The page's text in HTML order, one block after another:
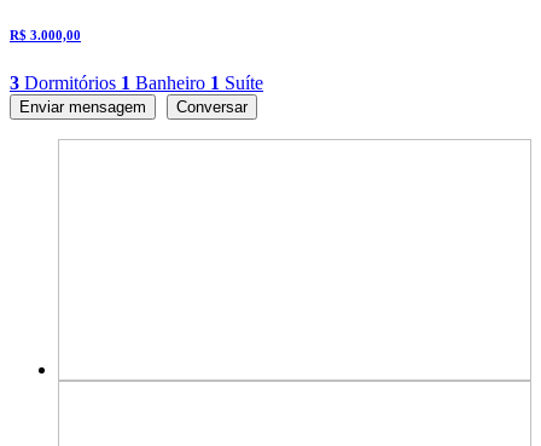
R$ 3.000,00
3 Dormitórios 1 Banheiro 1 Suíte
Enviar mensagem Conversar